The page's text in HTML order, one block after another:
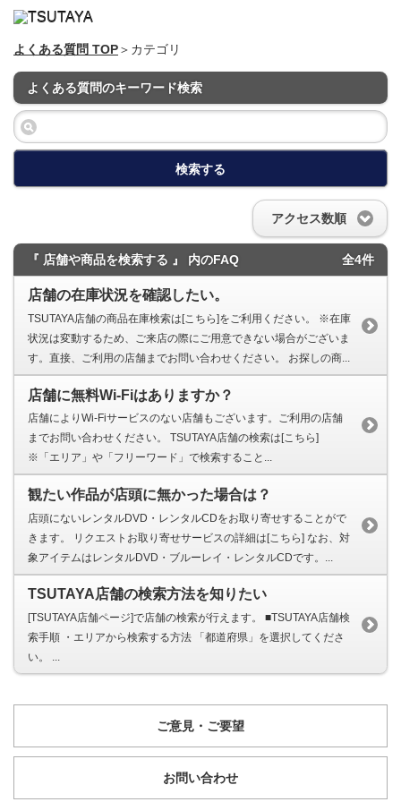
よくある質問 TOP＞カテゴリ
よくある質問のキーワード検索
検索する
アクセス数順
『 店舗や商品を検索する 』 内のFAQ 全4件
店舗の在庫状況を確認したい。
TSUTAYA店舗の商品在庫検索は[こちら]をご利用ください。 ※在庫
状況は変動するため、ご来店の際にご用意できない場合がございま
す。直接、ご利用の店舗までお問い合わせください。 お探しの商...
店舗に無料Wi-Fiはありますか？
店舗によりWi-Fiサービスのない店舗もございます。ご利用の店舗
までお問い合わせください。 TSUTAYA店舗の検索は[こちら]
※「エリア」や「フリーワード」で検索すること...
観たい作品が店頭に無かった場合は？
店頭にないレンタルDVD・レンタルCDをお取り寄せすることがで
きます。 リクエストお取り寄せサービスの詳細は[こちら] なお、対
象アイテムはレンタルDVD・ブルーレイ・レンタルCDです。...
TSUTAYA店舗の検索方法を知りたい
[TSUTAYA店舗ページ]で店舗の検索が行えます。 ■TSUTAYA店舗検
索手順 ・エリアから検索する方法 「都道府県」を選択してくださ
い。 ...
ご意見・ご要望
お問い合わせ